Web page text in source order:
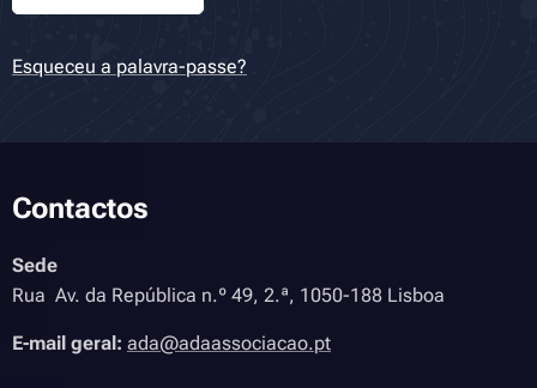
Esqueceu a palavra-passe?
Contactos
Sede
Rua Av. da República n.º 49, 2.ª, 1050-188 Lisboa
E-mail geral: ada@adaassociacao.pt